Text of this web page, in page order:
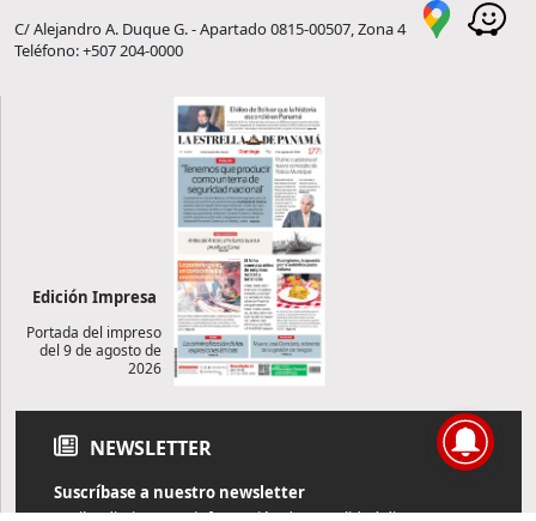
C/ Alejandro A. Duque G. - Apartado 0815-00507, Zona 4
Teléfono: +507 204-0000
Edición Impresa
Portada del impreso
del 9 de agosto de
2026
NEWSLETTER
Suscríbase a nuestro newsletter